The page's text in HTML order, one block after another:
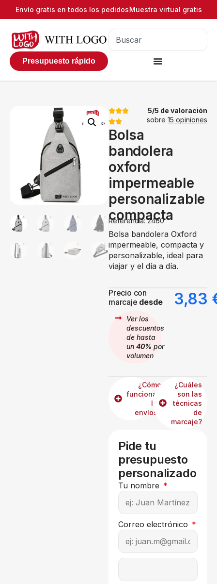
Envío gratis en todos los pedidosMuestra virtual gratis
Presupuesto rápido
5/5 de valoración
sobre 15 opiniones
Bolsa
bandolera
oxford
impermeable
personalizable
compacta
Referencia: 2460
Bolsa bandolera Oxford
impermeable, compacta y
personalizable, ideal para
viajar y el día a día.
Precio con
marcaje desde 3,83
Ver los
descuentos
de hasta
un 40% por
volumen
¿Cómo
funcionan
los
envíos?
¿Cuáles
son las
técnicas
de
marcaje?
Pide tu
presupuesto
personalizado
Tu nombre
Correo electrónico